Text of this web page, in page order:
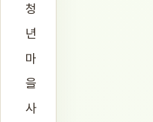
청
년
마
을
사